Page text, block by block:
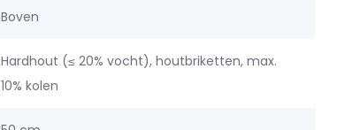
Boven
Hardhout (≤ 20% vocht), houtbriketten, max.
10% kolen